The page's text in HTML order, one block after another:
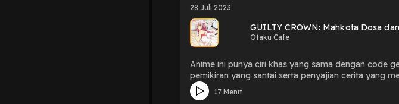
28 Juli 2023
GUILTY CROWN: Mahkota Dosa
Otaku Cafe
Anime ini punya ciri khas yang sama dengan code
pemikiran yang santai serta penyajian cerita yang
unsur aksi yang intens, drama emosional, dan
persahabatan, cinta, dan pengorbanan dalam
17 Menit